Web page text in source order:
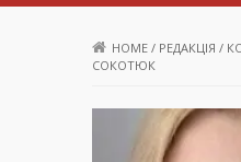
HOME / РЕДАКЦІЯ /
СОКОТЮК